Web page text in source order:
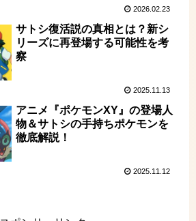
2026.02.23
サトシ復活説の真相とは？新シ
リーズに再登場する可能性を考
察
2025.11.13
アニメ『ポケモンXY』の登場人
物＆サトシの手持ちポケモンを
徹底解説！
2025.11.12